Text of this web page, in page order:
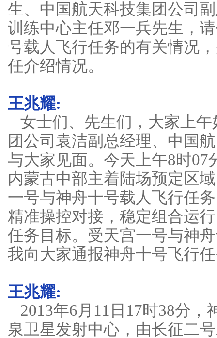
生、中国航天科技集团公司
训练中心主任邓一兵先生，
号载人飞行任务的有关情况
任介绍情况。
王兆耀:
女士们、先生们，大家上
团公司袁洁副总经理、中国
与大家见面。今天上午8时
内蒙古中部主着陆场预定区
一号与神舟十号载人飞行任
精准操控对接，稳定组合运
任务目标。受天宫一号与神
我向大家通报神舟十号飞行
王兆耀:
2013年6月11日17时38分
泉卫星发射中心，由长征二